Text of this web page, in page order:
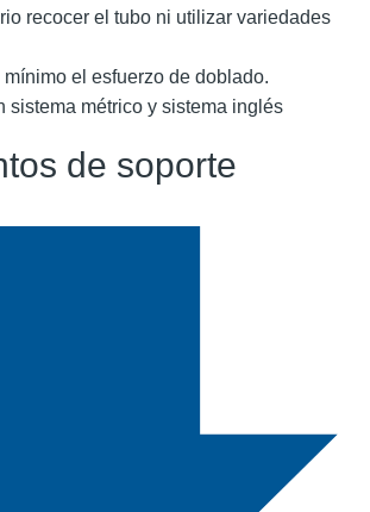
recocer el tubo ni utilizar variedades
mínimo el esfuerzo de doblado.
sistema métrico y sistema inglés
de soporte